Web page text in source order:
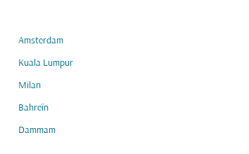
Amsterdam
Kuala Lumpur
Milan
Bahreïn
Dammam